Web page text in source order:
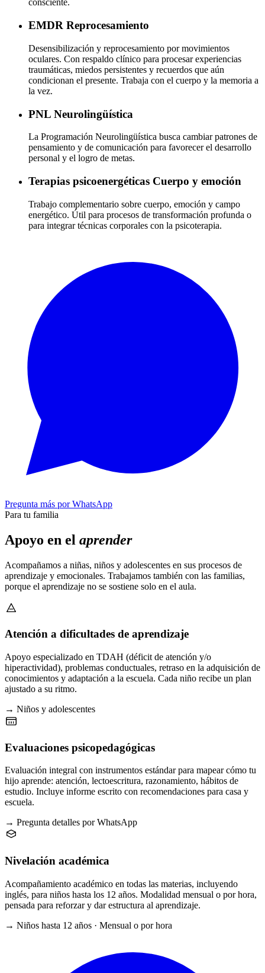
consciente.
EMDR Reprocesamiento
Desensibilización y reprocesamiento por movimientos
oculares. Con respaldo clínico para procesar experiencias
traumáticas, miedos persistentes y recuerdos que aún
condicionan el presente. Trabaja con el cuerpo y la memoria a
la vez.
PNL Neurolingüística
La Programación Neurolingüística busca cambiar patrones de
pensamiento y de comunicación para favorecer el desarrollo
personal y el logro de metas.
Terapias psicoenergéticas Cuerpo y emoción
Trabajo complementario sobre cuerpo, emoción y campo
energético. Útil para procesos de transformación profunda o
para integrar técnicas corporales con la psicoterapia.
Pregunta más por WhatsApp
Para tu familia
Apoyo en el aprender
Acompañamos a niñas, niños y adolescentes en sus procesos de
aprendizaje y emocionales. Trabajamos también con las familias,
porque el aprendizaje no se sostiene solo en el aula.
Atención a dificultades de aprendizaje
Apoyo especializado en TDAH (déficit de atención y/o
hiperactividad), problemas conductuales, retraso en la adquisición de
conocimientos y adaptación a la escuela. Cada niño recibe un plan
ajustado a su ritmo.
→ Niños y adolescentes
Evaluaciones psicopedagógicas
Evaluación integral con instrumentos estándar para mapear cómo tu
hijo aprende: atención, lectoescritura, razonamiento, hábitos de
estudio. Incluye informe escrito con recomendaciones para casa y
escuela.
→ Pregunta detalles por WhatsApp
Nivelación académica
Acompañamiento académico en todas las materias, incluyendo
inglés, para niños hasta los 12 años. Modalidad mensual o por hora,
pensada para reforzar y dar estructura al aprendizaje.
→ Niños hasta 12 años · Mensual o por hora